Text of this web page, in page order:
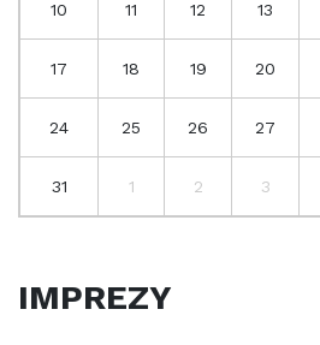
10 11 12 13
17 18 19 20
24 25 26 27
31 1 2 3
IMPREZY